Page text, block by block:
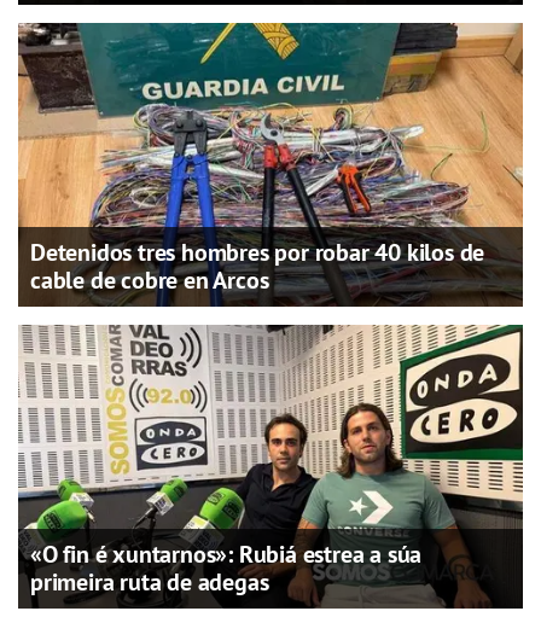
Detenidos tres hombres por robar 40 kilos de
cable de cobre en Arcos
«O fin é xuntarnos»: Rubiá estrea a súa
primeira ruta de adegas